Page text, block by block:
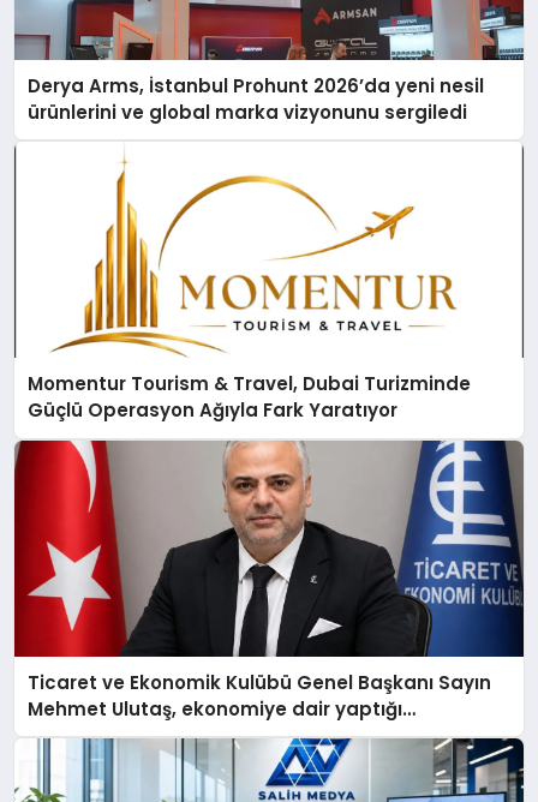
Derya Arms, İstanbul Prohunt 2026’da yeni nesil
ürünlerini ve global marka vizyonunu sergiledi
Momentur Tourism & Travel, Dubai Turizminde
Güçlü Operasyon Ağıyla Fark Yaratıyor
Ticaret ve Ekonomik Kulübü Genel Başkanı Sayın
Mehmet Ulutaş, ekonomiye dair yaptığı
açıklamada şunları kaydetti: